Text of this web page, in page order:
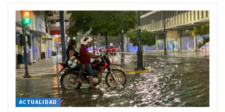
ACTUALIDAD